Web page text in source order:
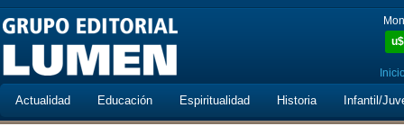
u$
Actualidad Educación Espiritualidad Historia Infantil/